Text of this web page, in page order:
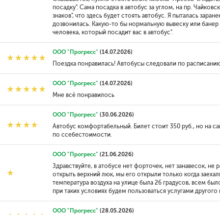
посадку". Сама посадка в автобус за углом, на пр.
знаков", что здесь будет стоять автобус. Я пыталась
дозвонилась. Какую-то бы нормальную вывеску или
человека, который посадит вас в автобус".
ООО "Прогресс" (14.07.2026)
Поездка понравилась! Автобусы следовали по
ООО "Прогресс" (14.07.2026)
Мне всё понравилось
ООО "Прогресс" (30.06.2026)
Автобус комфортабельный. Билет стоит 350 руб., но на
по ссебестоимости.
ООО "Прогресс" (21.06.2026)
Здравствуйте, в атобусе нет форточек, нет занавесок,
открыть верхний люк, мы его открыли только когда
температура воздуха на улице была 26 градусов, всем
при таких условиях будем пользоваться услугами другого
ООО "Прогресс" (28.05.2026)